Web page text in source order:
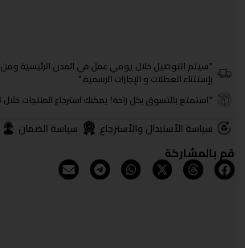
"سيتم التوصيل خلال يومي عمل في المدن الرئيسية ومن 3- 4 في المدن البعيدة.
بإستثناء العطلات و الإجازات الرسمية."
"استمتع بالتسوق بكل راحة! يمكنك استرجاع المنتجات خلال 3 أيام من تاريخ الشراء بكل سهولة."
سياسة الأستبدال والأسترجاع سياسة الضمان
قم بالمشاركة